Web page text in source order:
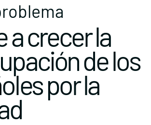
a crecer la
de los
por la